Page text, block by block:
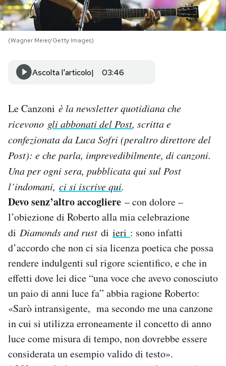
NEWSLETTER
I MIEI PREFERITI
SHOP
CALENDARIO
AREA PERSONALE
Newsletter
Notifiche mobile
Regala il Post
Hai bisogno di aiuto?
Esci
(Wagner Meier/Getty Images)
Ascolta l'articolo 03:46
Le Canzoni è la newsletter quotidiana che
ricevono gli abbonati del Post, scritta e
confezionata da Luca Sofri (peraltro direttore del
Post): e che parla, imprevedibilmente, di canzoni.
Una per ogni sera, pubblicata qui sul Post
l’indomani, ci si iscrive qui.
Devo senz’altro accogliere – con dolore –
l’obiezione di Roberto alla mia celebrazione
di Diamonds and rust di ieri : sono infatti
d’accordo che non ci sia licenza poetica che possa
rendere indulgenti sul rigore scientifico, e che in
effetti dove lei dice “una voce che avevo conosciuto
un paio di anni luce fa” abbia ragione Roberto:
«Sarò intransigente, ma secondo me una canzone
in cui si utilizza erroneamente il concetto di anno
luce come misura di tempo, non dovrebbe essere
considerata un esempio valido di testo».